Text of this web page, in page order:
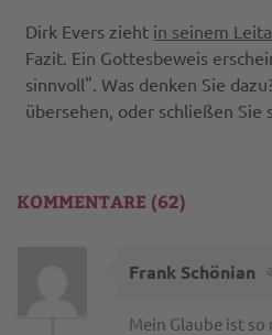
Dirk Evers zieht in seinem
Fazit. Ein Gottesbeweis
sinnvoll". Was denken Sie
übersehen, oder schließen Sie
KOMMENTARE (62)
Frank Schönian
Mein Glaube ist